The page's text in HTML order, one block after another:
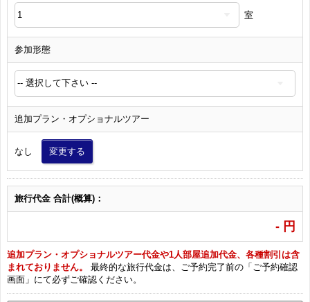
室
参加形態
追加プラン・オプショナルツアー
なし 変更する
旅行代金 合計(概算)：
- 円
追加プラン・オプショナルツアー代金や1人部屋追加代金、各種割引は含
まれておりません。
最終的な旅行代金は、ご予約完了前の「ご予約確認
画面」にて必ずご確認ください。